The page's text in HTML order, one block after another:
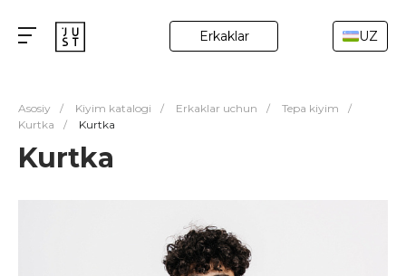
Erkaklar UZ
Asosiy / Kiyim katalogi / Erkaklar uchun / Tepa kiyim
/
Kurtka
/ Kurtka
Kurtka